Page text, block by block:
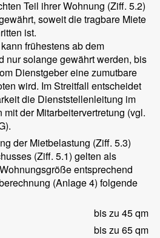
Teil ihrer Wohnung (Ziff. 5.2)
soweit die tragbare Miete
ist.
frühestens ab dem
nur solange gewährt werden, bis
Dienstgeber eine zumutbare
wird. Im Streitfall entscheidet
die Dienststellenleitung im
der Mitarbeitervertretung (vgl.
der Mietbelastung (Ziff. 5.3)
(Ziff. 5.1) gelten als
entsprechend
(Anlage 4) folgende
bis zu 45 qm
bis zu 65 qm